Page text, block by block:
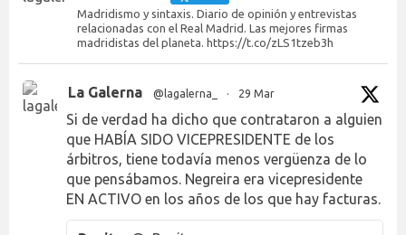
Madridismo y sintaxis. Diario de opinión y entrevistas
relacionadas con el Real Madrid. Las mejores firmas
madridistas del planeta. https://t.co/zLS1tzeb3h
La Galerna @lagalerna_ · 29 Mar
Si de verdad ha dicho que contrataron a alguien
que HABÍA SIDO VICEPRESIDENTE de los
árbitros, tiene todavía menos vergüenza de lo
que pensábamos. Negreira era vicepresidente
EN ACTIVO en los años de los que hay facturas.